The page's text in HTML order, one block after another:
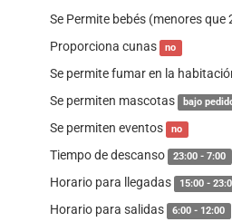
Se Permite bebés (menores que
Proporciona cunas no
Se permite fumar en la
Se permiten mascotas bajo
Se permiten eventos no
Tiempo de descanso 23:00 - 7:00
Horario para llegadas 15:00 -
Horario para salidas 6:00 - 12:00